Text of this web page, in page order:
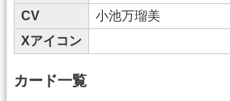
CV
小池万瑠美
Xアイコン
カード一覧